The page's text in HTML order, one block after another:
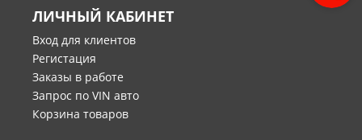
ЛИЧНЫЙ КАБИНЕТ
Вход для клиентов
Регистация
Заказы в работе
Запрос по VIN авто
Корзина товаров